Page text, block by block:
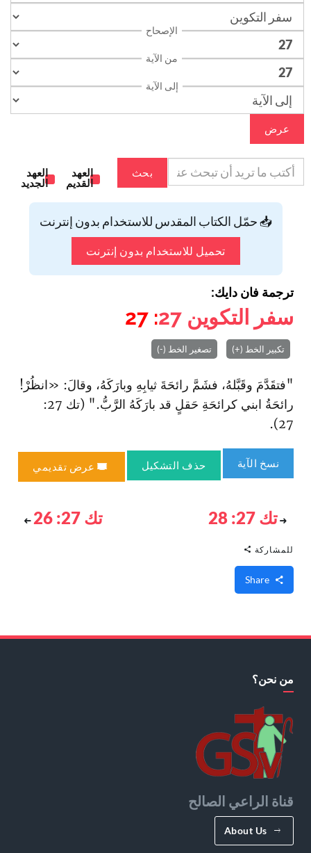
الإصحاح
من الآية
إلى الآية
عرض
بحث
العهد
القديم
العهد
الجديد
📥 حمّل الكتاب المقدس للاستخدام بدون إنترنت
تحميل للاستخدام بدون إنترنت
ترجمة فان دايك:
سفر التكوين 27
: 27
تكبير الخط (+) تصغير الخط (-)
"فتقَدَّمَ وقَبَّلهُ، فشَمَّ رائحَةَ ثيابِهِ وبارَكَهُ، وقالَ: «انظُرْ!
رائحَةُ ابني كرائحَةِ حَقلٍ قد بارَكَهُ الرَّبُّ." (تك 27:
27).
نسخ الآية حذف التشكيل عرض تقديمي
تك 27: 28 تك 27: 26
للمشاركة
من نحن؟
قناة الراعي الصالح
About Us